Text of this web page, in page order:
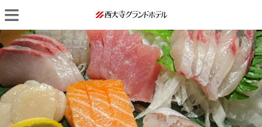
Skip
to
content
Primary
Menu